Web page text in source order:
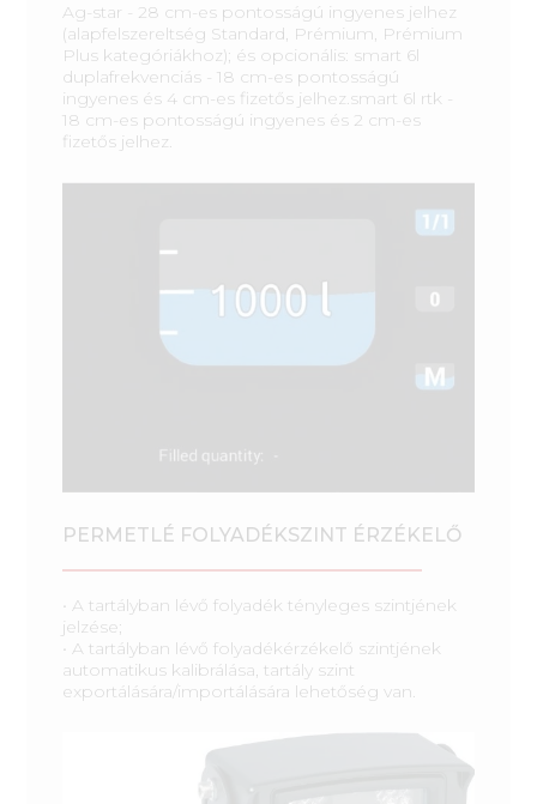
Ag-star - 28 cm-es pontosságú ingyenes jelhez
(alapfelszereltség Standard, Prémium, Prémium
Plus kategóriákhoz); és opcionális: smart 6l
duplafrekvenciás - 18 cm-es pontosságú
ingyenes és 4 cm-es fizetős jelhez.smart 6l rtk -
18 cm-es pontosságú ingyenes és 2 cm-es
fizetős jelhez.
PERMETLÉ FOLYADÉKSZINT ÉRZÉKELŐ
• A tartályban lévő folyadék tényleges szintjének
jelzése;
• A tartályban lévő folyadékérzékelő szintjének
automatikus kalibrálása, tartály szint
exportálására/importálására lehetőség van.